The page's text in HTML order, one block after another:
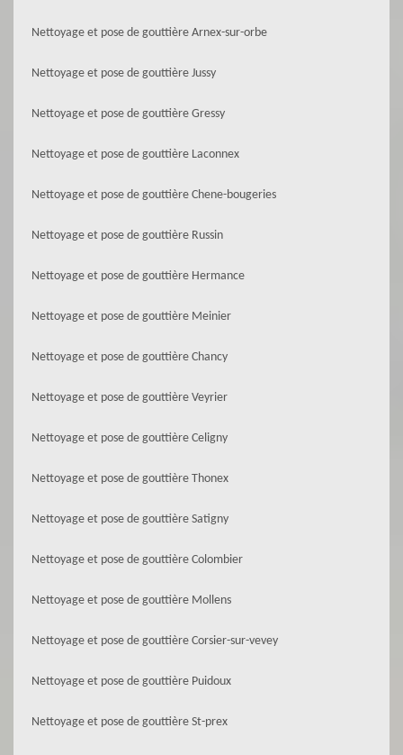
Nettoyage et pose de gouttière Arnex-sur-orbe
Nettoyage et pose de gouttière Jussy
Nettoyage et pose de gouttière Gressy
Nettoyage et pose de gouttière Laconnex
Nettoyage et pose de gouttière Chene-bougeries
Nettoyage et pose de gouttière Russin
Nettoyage et pose de gouttière Hermance
Nettoyage et pose de gouttière Meinier
Nettoyage et pose de gouttière Chancy
Nettoyage et pose de gouttière Veyrier
Nettoyage et pose de gouttière Celigny
Nettoyage et pose de gouttière Thonex
Nettoyage et pose de gouttière Satigny
Nettoyage et pose de gouttière Colombier
Nettoyage et pose de gouttière Mollens
Nettoyage et pose de gouttière Corsier-sur-vevey
Nettoyage et pose de gouttière Puidoux
Nettoyage et pose de gouttière St-prex